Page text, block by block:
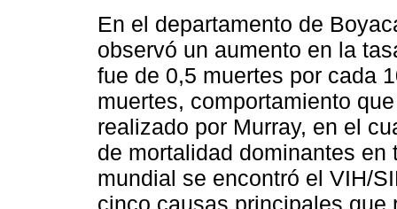
En el departamento de
observó un aumento en la
fue de 0,5 muertes por cada
muertes, comportamiento
realizado por Murray, en el
de mortalidad dominantes
mundial se encontró el VIH/
cinco causas principales que